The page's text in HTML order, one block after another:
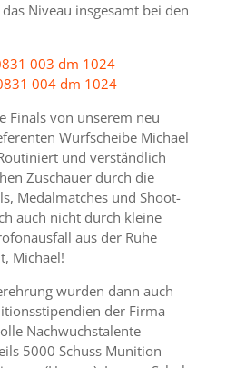
Niveau insgesamt bei den
Finals von unserem neu
Wurfscheibe Michael
und verständlich
Zuschauer durch die
Medalmatches und Shoot-
auch nicht durch kleine
aus der Ruhe
Michael!
wurden dann auch
der Firma
Nachwuchstalente
5000 Schuss Munition